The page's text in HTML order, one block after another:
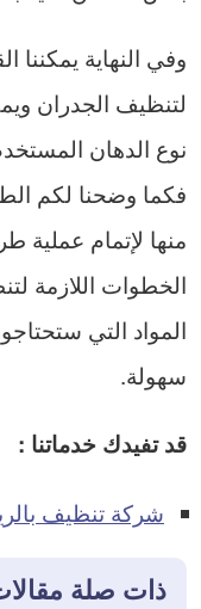
وفي النهاية
لتنظيف الجدران
نوع الدهان
فكما وضحنا لكم
منها لإتمام عملية
الخطوات اللازمة
المواد التي
سهولة.
قد تفيدك خدماتنا :
شركة تنظيف
ذات صلة